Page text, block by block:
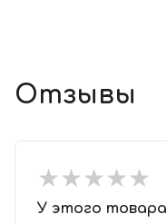
Отзывы
★★★★★
★★★★★
У этого